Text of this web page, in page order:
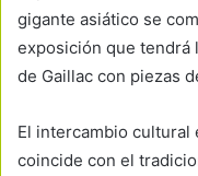
gigante asiático se
exposición que tendrá
de Gaillac con piezas
El intercambio cultural
coincide con el